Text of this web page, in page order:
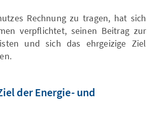
Rechnung zu tragen, hat sich
verpflichtet, seinen Beitrag zur
und sich das ehrgeizige Ziel
der Energie- und